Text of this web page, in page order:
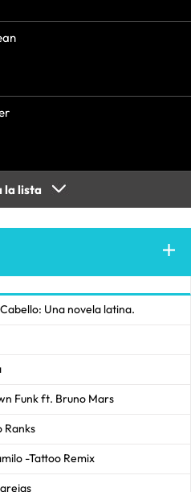
la lista
Una novela latina.
Funk ft. Bruno Mars
Ranks
-Tattoo Remix